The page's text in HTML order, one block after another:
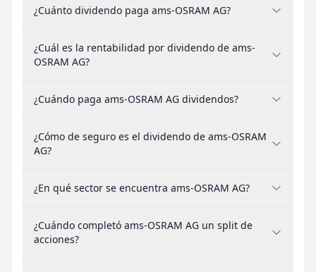
¿Cuánto dividendo paga ams-OSRAM AG?
¿Cuál es la rentabilidad por dividendo de ams-
OSRAM AG?
¿Cuándo paga ams-OSRAM AG dividendos?
¿Cómo de seguro es el dividendo de ams-OSRAM
AG?
¿En qué sector se encuentra ams-OSRAM AG?
¿Cuándo completó ams-OSRAM AG un split de
acciones?